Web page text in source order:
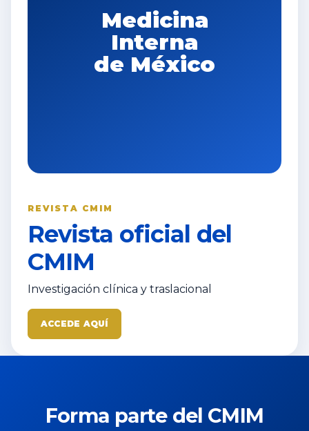
Medicina
Interna
de México
REVISTA CMIM
Revista oficial del
CMIM
Investigación clínica y traslacional
ACCEDE AQUÍ
Forma parte del CMIM